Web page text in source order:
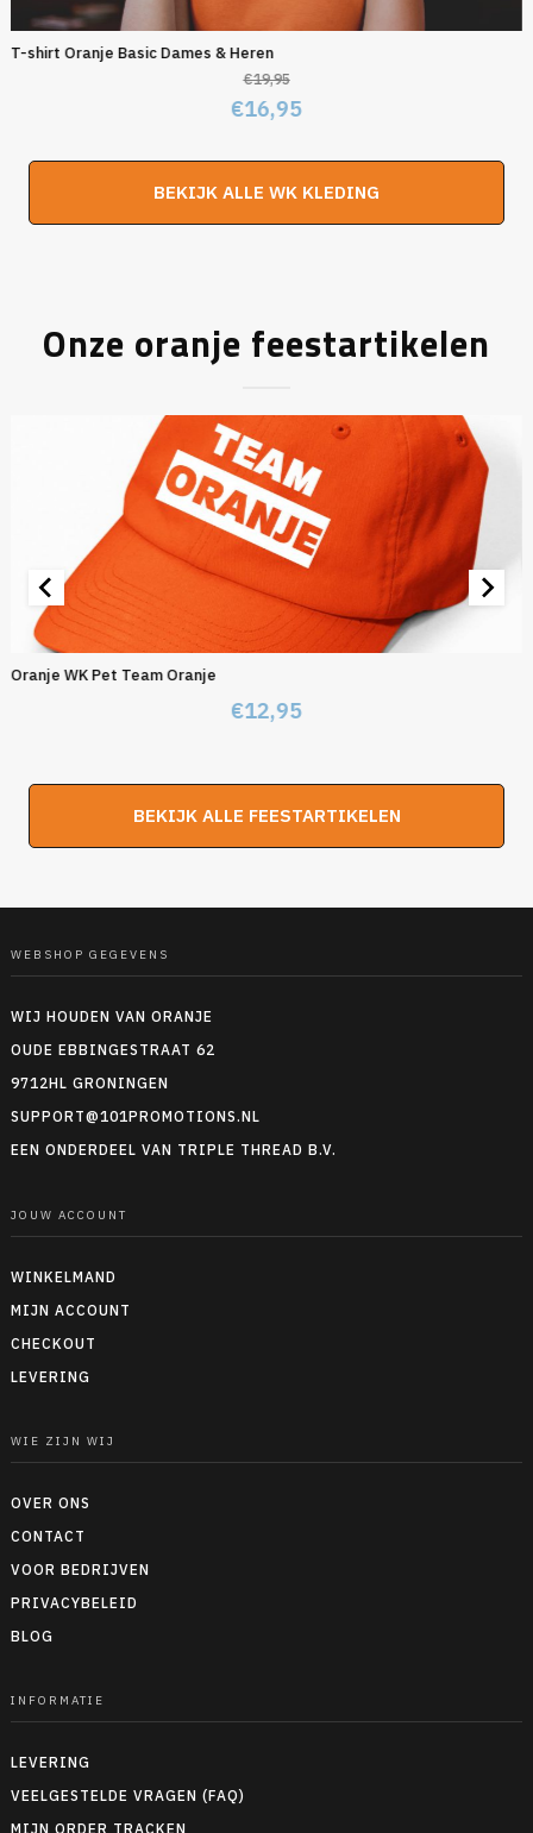
T-shirt Oranje Basic Dames & Heren
€19,95
Oorspronkelijke
was:
€16,95Huidige
is:
BEKIJK ALLE WK KLEDING
Onze oranje feestartikelen
Oranje WK Pet Team Oranje
€12,95
BEKIJK ALLE FEESTARTIKELEN
WEBSHOP GEGEVENS
WIJ HOUDEN VAN ORANJE
OUDE EBBINGESTRAAT 62
9712HL GRONINGEN
SUPPORT@101PROMOTIONS.NL
EEN ONDERDEEL VAN TRIPLE THREAD B.V.
JOUW ACCOUNT
WINKELMAND
MIJN ACCOUNT
CHECKOUT
LEVERING
WIE ZIJN WIJ
OVER ONS
CONTACT
VOOR BEDRIJVEN
PRIVACYBELEID
BLOG
INFORMATIE
LEVERING
VEELGESTELDE VRAGEN (FAQ)
MIJN ORDER TRACKEN